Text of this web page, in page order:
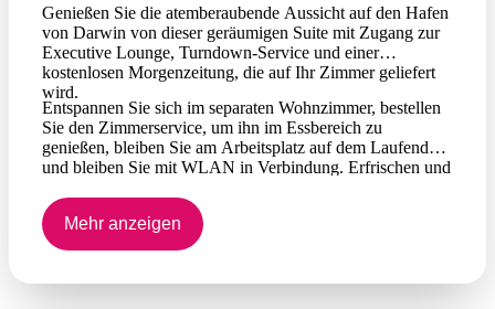
Genießen Sie die atemberaubende Aussicht auf den Hafen
von Darwin von dieser geräumigen Suite mit Zugang zur
Executive Lounge, Turndown-Service und einer
kostenlosen Morgenzeitung, die auf Ihr Zimmer geliefert
wird.
Entspannen Sie sich im separaten Wohnzimmer, bestellen
Sie den Zimmerservice, um ihn im Essbereich zu
genießen, bleiben Sie am Arbeitsplatz auf dem Laufenden
und bleiben Sie mit WLAN in Verbindung. Erfrischen und
Mehr anzeigen